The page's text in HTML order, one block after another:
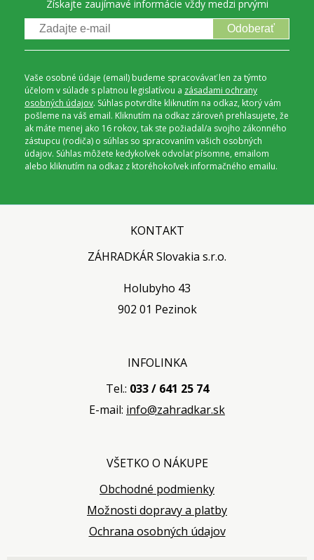
Získajte zaujímavé informácie vždy medzi prvými
Odoberať
Vaše osobné údaje (email) budeme spracovávať len za týmto
účelom v súlade s platnou legislatívou a zásadami ochrany
osobných údajov. Súhlas potvrdíte kliknutím na odkaz, ktorý vám
pošleme na váš email. Kliknutím na odkaz zároveň prehlasujete, že
ak máte menej ako 16 rokov, tak ste požiadal/a svojho zákonného
zástupcu (rodiča) o súhlas so spracovaním vašich osobných
údajov. Súhlas môžete kedykoľvek odvolať písomne, emailom
alebo kliknutím na odkaz z ktoréhokoľvek informačného emailu.
KONTAKT
ZÁHRADKÁR Slovakia s.r.o.
Holubyho 43
902 01 Pezinok
INFOLINKA
Tel.: 033 / 641 25 74
E-mail: info@zahradkar.sk
VŠETKO O NÁKUPE
Obchodné podmienky
Možnosti dopravy a platby
Ochrana osobných údajov